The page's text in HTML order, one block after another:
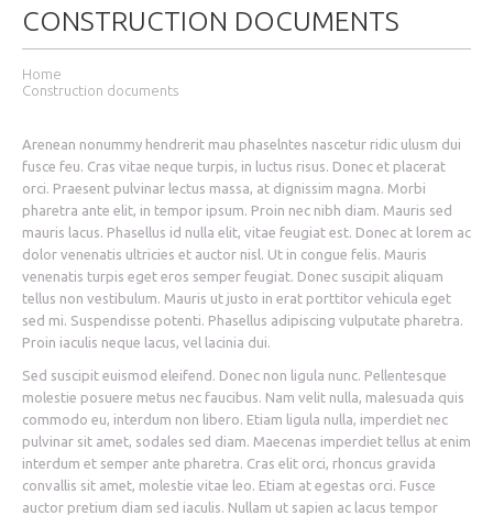
CONSTRUCTION DOCUMENTS
Home
Construction documents
Arenean nonummy hendrerit mau phaselntes nascetur ridic ulusm dui
fusce feu. Cras vitae neque turpis, in luctus risus. Donec et placerat
orci. Praesent pulvinar lectus massa, at dignissim magna. Morbi
pharetra ante elit, in tempor ipsum. Proin nec nibh diam. Mauris sed
mauris lacus. Phasellus id nulla elit, vitae feugiat est. Donec at lorem ac
dolor venenatis ultricies et auctor nisl. Ut in congue felis. Mauris
venenatis turpis eget eros semper feugiat. Donec suscipit aliquam
tellus non vestibulum. Mauris ut justo in erat porttitor vehicula eget
sed mi. Suspendisse potenti. Phasellus adipiscing vulputate pharetra.
Proin iaculis neque lacus, vel lacinia dui.
Sed suscipit euismod eleifend. Donec non ligula nunc. Pellentesque
molestie posuere metus nec faucibus. Nam velit nulla, malesuada quis
commodo eu, interdum non libero. Etiam ligula nulla, imperdiet nec
pulvinar sit amet, sodales sed diam. Maecenas imperdiet tellus at enim
interdum et semper ante pharetra. Cras elit orci, rhoncus gravida
convallis sit amet, molestie vitae leo. Etiam at egestas orci. Fusce
auctor pretium diam sed iaculis. Nullam ut sapien ac lacus tempor